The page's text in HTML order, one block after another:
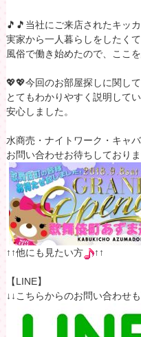
🎵🎵当社にご来店されたキッ
実家から一人暮らしをしたくて
風俗で働き始めたので、ここ
💖💖今回のお部屋探しに関し
とてもわかりやすく説明して
安心しました。
水商売・ナイトワーク・キャ
お問い合わせお待ちしており
↑↑他にも見たい方 ↑↑
【LINE】
↓↓こちらからのお問い合わせ